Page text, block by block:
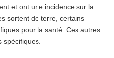
et ont une incidence sur la
sortent de terre, certains
pour la santé. Ces autres
spécifiques.